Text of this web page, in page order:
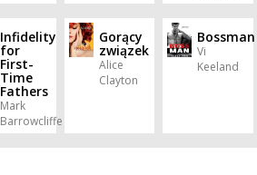
Infidelity
for
First-
Time
Fathers
Mark
Barrowcliffe
Gorący
związek
Alice
Clayton
Bossman
Vi
Keeland